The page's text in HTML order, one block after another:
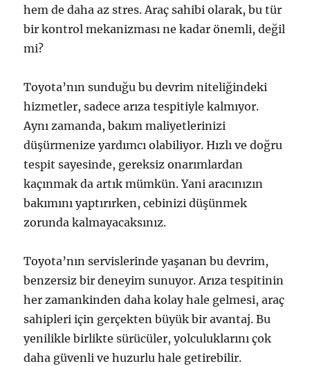
hem de daha az stres. Araç sahibi olarak, bu tür
bir kontrol mekanizması ne kadar önemli, değil
mi?
Toyota’nın sunduğu bu devrim niteliğindeki
hizmetler, sadece arıza tespitiyle kalmıyor.
Aynı zamanda, bakım maliyetlerinizi
düşürmenize yardımcı olabiliyor. Hızlı ve doğru
tespit sayesinde, gereksiz onarımlardan
kaçınmak da artık mümkün. Yani aracınızın
bakımını yaptırırken, cebinizi düşünmek
zorunda kalmayacaksınız.
Toyota’nın servislerinde yaşanan bu devrim,
benzersiz bir deneyim sunuyor. Arıza tespitinin
her zamankinden daha kolay hale gelmesi, araç
sahipleri için gerçekten büyük bir avantaj. Bu
yenilikle birlikte sürücüler, yolculuklarını çok
daha güvenli ve huzurlu hale getirebilir.